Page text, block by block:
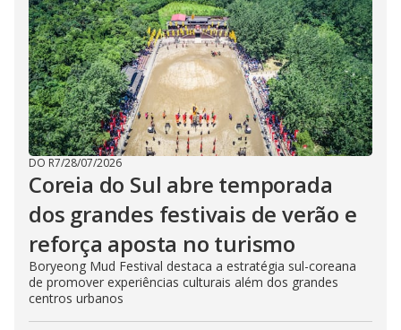
DO R7/28/07/2026
Coreia do Sul abre temporada
dos grandes festivais de verão e
reforça aposta no turismo
Boryeong Mud Festival destaca a estratégia sul-coreana
de promover experiências culturais além dos grandes
centros urbanos